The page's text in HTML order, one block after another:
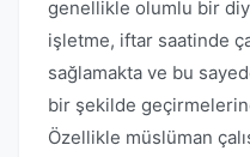
genellikle olumlu bir
işletme, iftar saatinde
sağlamakta ve bu
bir şekilde
Özellikle müslüman